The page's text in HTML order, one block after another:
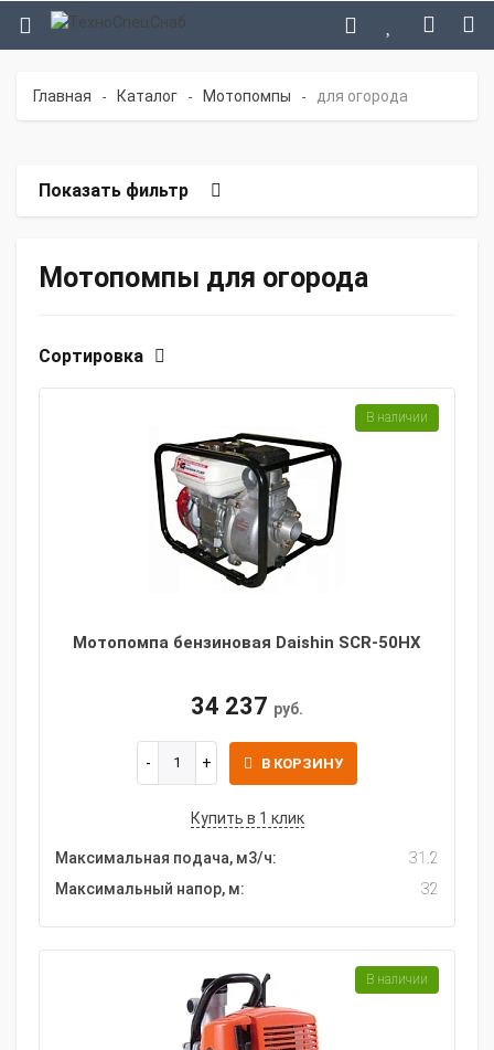
Главная - Каталог - Мотопомпы - для огорода
Показать фильтр
Мотопомпы для огорода
Сортировка
Мотопомпа бензиновая Daishin SCR-50HX
34 237 руб.
В КОРЗИНУ
Купить в 1 клик
Максимальная подача, м3/ч:
31.2
Максимальный напор, м:
32
В наличии
В наличии